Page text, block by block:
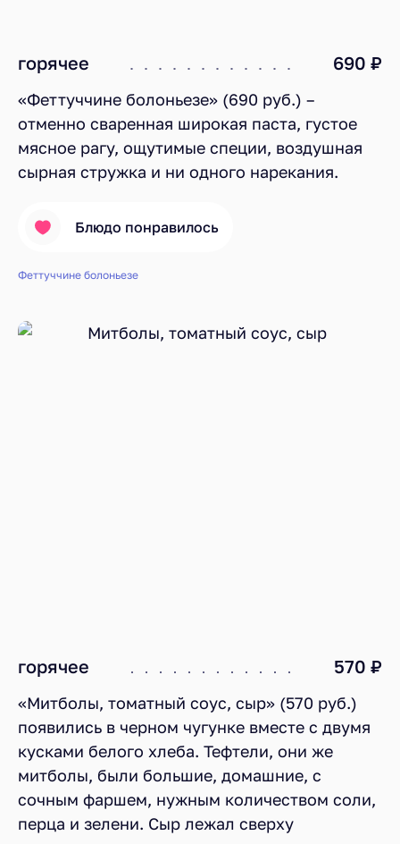
горячее 690 ₽
«Феттуччине болоньезе» (690 руб.) –
отменно сваренная широкая паста, густое
мясное рагу, ощутимые специи, воздушная
сырная стружка и ни одного нарекания.
Блюдо понравилось
Феттуччине болоньезе
горячее 570 ₽
«Митболы, томатный соус, сыр» (570 руб.)
появились в черном чугунке вместе с двумя
кусками белого хлеба. Тефтели, они же
митболы, были большие, домашние, с
сочным фаршем, нужным количеством соли,
перца и зелени. Сыр лежал сверху